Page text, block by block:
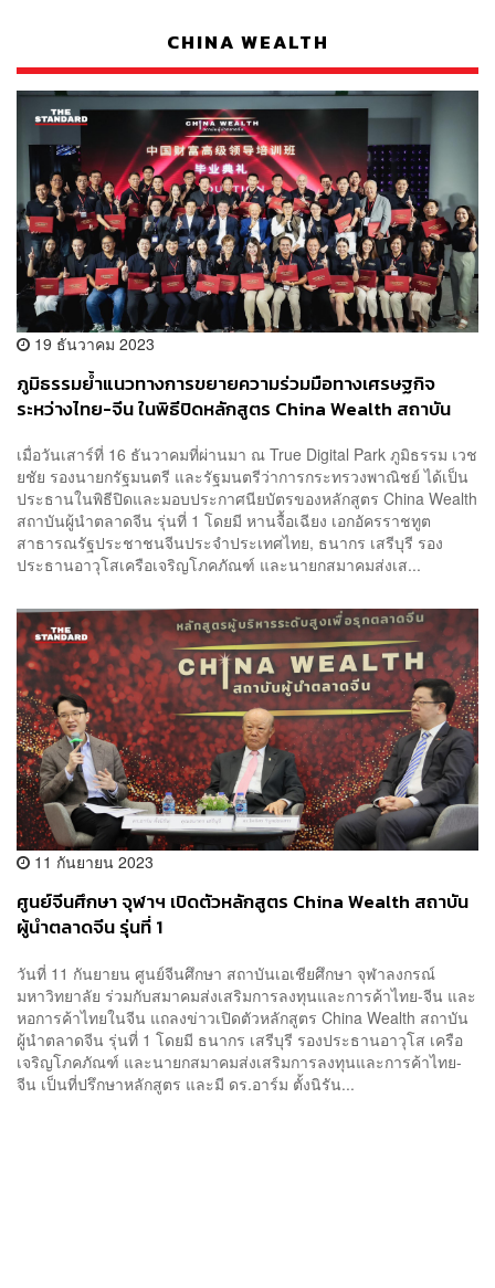
CHINA WEALTH
19 ธันวาคม 2023
ภูมิธรรมย้ำแนวทางการขยายความร่วมมือทางเศรษฐกิจ
ระหว่างไทย-จีน ในพิธีปิดหลักสูตร China Wealth สถาบัน
เมื่อวันเสาร์ที่ 16 ธันวาคมที่ผ่านมา ณ True Digital Park ภูมิธรรม เวช
ยชัย รองนายกรัฐมนตรี และรัฐมนตรีว่าการกระทรวงพาณิชย์ ได้เป็น
ประธานในพิธีปิดและมอบประกาศนียบัตรของหลักสูตร China Wealth
สถาบันผู้นำตลาดจีน รุ่นที่ 1 โดยมี หานจื้อเฉียง เอกอัครราชทูต
สาธารณรัฐประชาชนจีนประจำประเทศไทย, ธนากร เสรีบุรี รอง
ประธานอาวุโสเครือเจริญโภคภัณฑ์ และนายกสมาคมส่งเส...
11 กันยายน 2023
ศูนย์จีนศึกษา จุฬาฯ เปิดตัวหลักสูตร China Wealth สถาบัน
ผู้นำตลาดจีน รุ่นที่ 1
วันที่ 11 กันยายน ศูนย์จีนศึกษา สถาบันเอเชียศึกษา จุฬาลงกรณ์
มหาวิทยาลัย ร่วมกับสมาคมส่งเสริมการลงทุนและการค้าไทย-จีน และ
หอการค้าไทยในจีน แถลงข่าวเปิดตัวหลักสูตร China Wealth สถาบัน
ผู้นำตลาดจีน รุ่นที่ 1 โดยมี ธนากร เสรีบุรี รองประธานอาวุโส เครือ
เจริญโภคภัณฑ์ และนายกสมาคมส่งเสริมการลงทุนและการค้าไทย-
จีน เป็นที่ปรึกษาหลักสูตร และมี ดร.อาร์ม ตั้งนิรัน...